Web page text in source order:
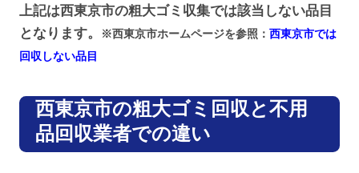
上記は西東京市の粗大ゴミ収集では該当しない品目
となります。
※西東京市ホームページを参照： 西東京市では
回収しない品目
西東京市の粗大ゴミ回収と不用
品回収業者での違い